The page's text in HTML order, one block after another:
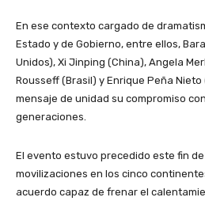
En ese contexto cargado de
Estado y de Gobierno, entre ellos,
Unidos), Xi Jinping (China), Angela
Rousseff (Brasil) y Enrique Peña
mensaje de unidad su compromiso
generaciones.
El evento estuvo precedido este fin
movilizaciones en los cinco
acuerdo capaz de frenar el